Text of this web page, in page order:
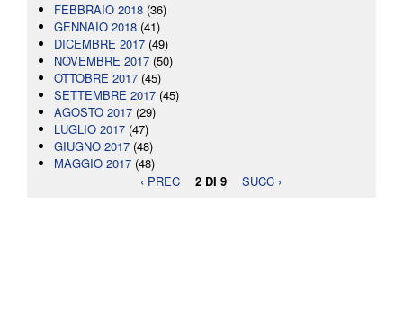
FEBBRAIO 2018 (36)
GENNAIO 2018 (41)
DICEMBRE 2017 (49)
NOVEMBRE 2017 (50)
OTTOBRE 2017 (45)
SETTEMBRE 2017 (45)
AGOSTO 2017 (29)
LUGLIO 2017 (47)
GIUGNO 2017 (48)
MAGGIO 2017 (48)
‹ PREC
2 DI 9 SUCC ›